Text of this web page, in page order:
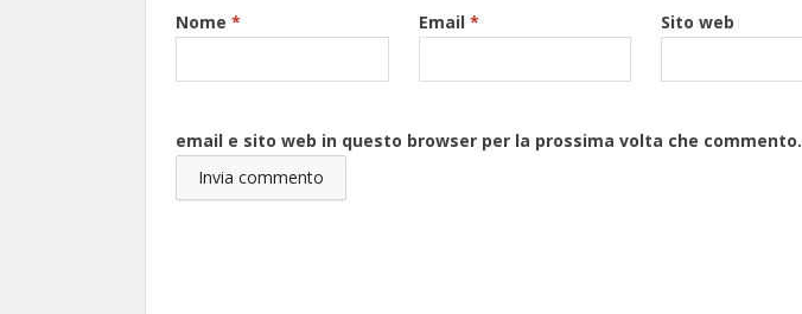
Nome * Email *
Sito web
email e sito web in questo browser per la prossima volta che commento.